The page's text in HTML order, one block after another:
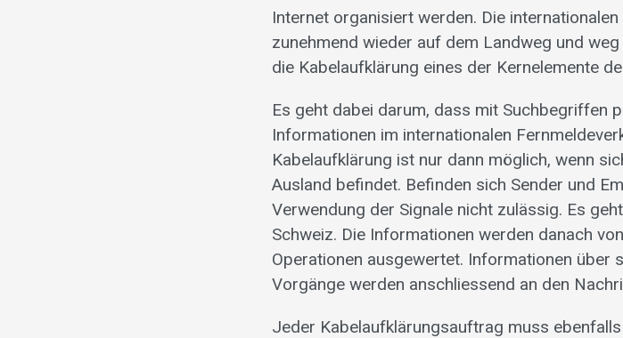
Internet organisiert werden. Die
zunehmend wieder auf dem Landweg und
die Kabelaufklärung eines der Kernelemente
Es geht dabei darum, dass mit Suchbegriffen
Informationen im internationalen
Kabelaufklärung ist nur dann möglich, wenn
Ausland befindet. Befinden sich Sender und
Verwendung der Signale nicht zulässig. Es
Schweiz. Die Informationen werden danach
Operationen ausgewertet. Informationen über
Vorgänge werden anschliessend an den
Jeder Kabelaufklärungsauftrag muss